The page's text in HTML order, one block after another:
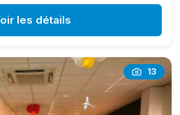
les détails
13